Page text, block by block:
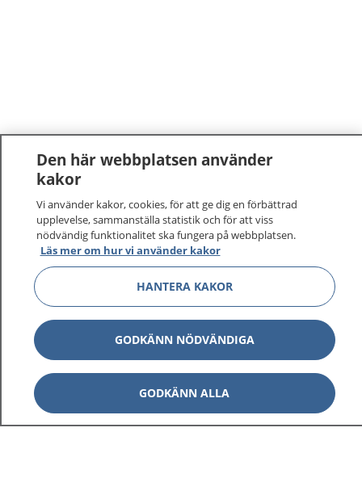
Den här webbplatsen använder
kakor
Vi använder kakor, cookies, för att ge dig en förbättrad
upplevelse, sammanställa statistik och för att viss
nödvändig funktionalitet ska fungera på webbplatsen.
Läs mer om hur vi använder kakor
HANTERA KAKOR
GODKÄNN NÖDVÄNDIGA
GODKÄNN ALLA